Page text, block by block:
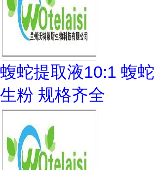
蝮蛇提取液10:1 蝮
生粉 规格齐全